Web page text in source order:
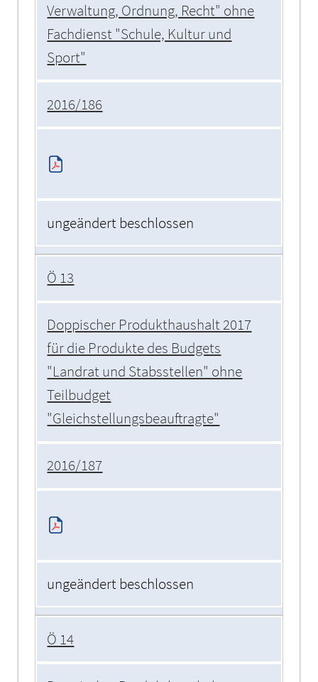
Verwaltung, Ordnung, Recht" ohne
Fachdienst "Schule, Kultur und
Sport"
2016/186
ungeändert beschlossen
Ö 13
Doppischer Produkthaushalt 2017
für die Produkte des Budgets
"Landrat und Stabsstellen" ohne
Teilbudget
"Gleichstellungsbeauftragte"
2016/187
ungeändert beschlossen
Ö 14